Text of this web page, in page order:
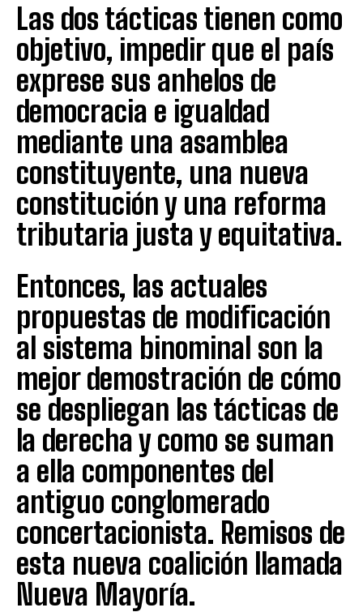
Las dos tácticas tienen como
objetivo, impedir que el país
exprese sus anhelos de
democracia e igualdad
mediante una asamblea
constituyente, una nueva
constitución y una reforma
tributaria justa y equitativa.
Entonces, las actuales
propuestas de modificación
al sistema binominal son la
mejor demostración de cómo
se despliegan las tácticas de
la derecha y como se suman
a ella componentes del
antiguo conglomerado
concertacionista. Remisos de
esta nueva coalición llamada
Nueva Mayoría.